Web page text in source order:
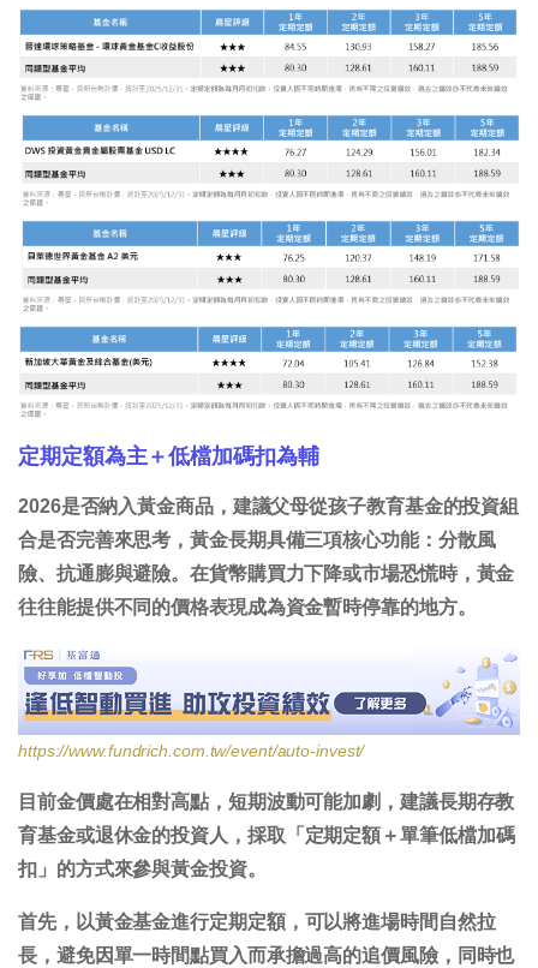
定期定額為主＋低檔加碼扣為輔
2026是否納入黃金商品，建議父母從孩子教育基金的投資組
合是否完善來思考，黃金長期具備三項核心功能：分散風
險、抗通膨與避險。在貨幣購買力下降或市場恐慌時，黃金
往往能提供不同的價格表現成為資金暫時停靠的地方。
https://www.fundrich.com.tw/event/auto-invest/
目前金價處在相對高點，短期波動可能加劇，建議長期存教
育基金或退休金的投資人 ， 採取「定期定額＋單筆低檔加碼
扣」的方式來參與黃金投資。
首先，以黃金基金進行定期定額，可以將進場時間自然拉
長，避免因單一時間點買入而承擔過高的追價風險，同時也